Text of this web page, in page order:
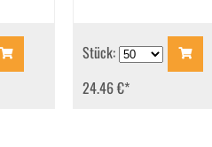
Stück:
24.46 €*